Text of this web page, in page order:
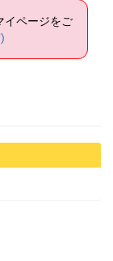
イページをご